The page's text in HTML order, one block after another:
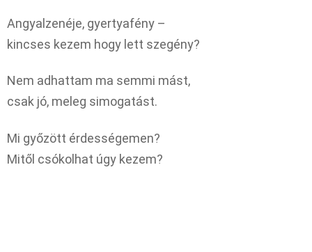
Angyalzenéje, gyertyafény –
kincses kezem hogy lett szegény?
Nem adhattam ma semmi mást,
csak jó, meleg simogatást.
Mi győzött érdességemen?
Mitől csókolhat úgy kezem?